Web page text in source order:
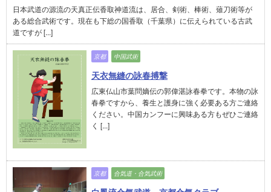
日本武道の源流の天真正伝香取神道流は、居合、剣術、棒術、薙刀術等が
ある総合武術です。現在も下総の国香取（千葉県）に伝えられている古武
道ですが [...]
京都 中国武術
天衣無縫の詠春搏撃
広東仏山市葉問嫡伝の郭偉湛詠春拳です。本物の詠
春拳ですから、養生と護身に強く必要ある方ご連絡
ください。中国カンフーに興味ある方もぜひご連絡
く [...]
京都 合気道・合気武術